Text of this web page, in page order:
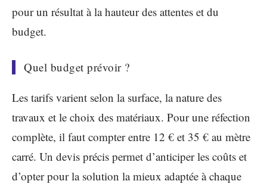
pour un résultat à la hauteur des attentes et du
budget.
Quel budget prévoir ?
Les tarifs varient selon la surface, la nature des
travaux et le choix des matériaux. Pour une réfection
complète, il faut compter entre 12 € et 35 € au mètre
carré. Un devis précis permet d’anticiper les coûts et
d’opter pour la solution la mieux adaptée à chaque